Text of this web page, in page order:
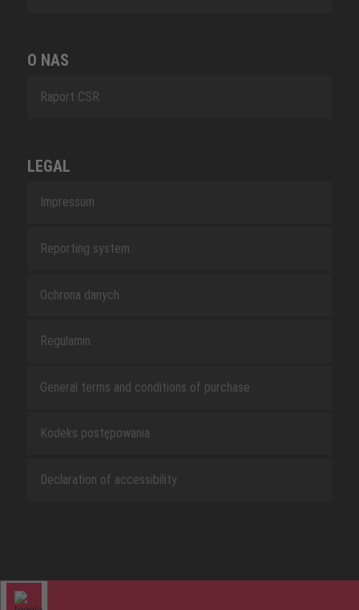
O NAS
Raport CSR
LEGAL
Impressum
Reporting system
Ochrona danych
Regulamin
General terms and conditions of purchase
Kodeks postępowania
Declaration of accessibility